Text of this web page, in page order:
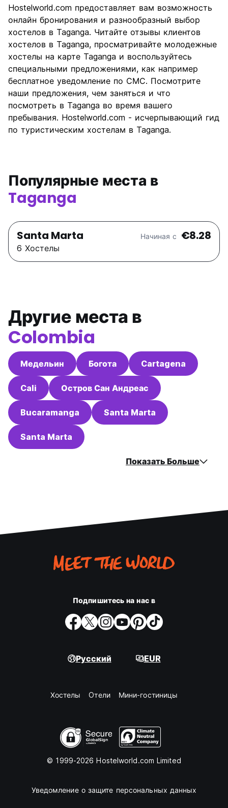
достопримечательностей
6.1
Культура
5.5
Ночная жизнь
7.3
Соотношение цены и
качества
Hostelworld.com предоставляет вам возможность
онлайн бронирования и разнообразный выбор
хостелов в Taganga. Читайте отзывы клиентов
хостелов в Taganga, просматривайте молодежные
хостелы на карте Taganga и воспользуйтесь
специальными предложениями, как например
бесплатное уведомление по СМС. Посмотрите
наши предложения, чем заняться и что
посмотреть в Taganga во время вашего
пребывания. Hostelworld.com - исчерпывающий гид
по туристическим хостелам в Taganga.
Популярные места в
Taganga
Santa Marta Начиная с €8.28
6 Хостелы
Другие места в
Colombia
Медельин Богота Cartagena
Cali Остров Сан Андреас
Bucaramanga Santa Marta
Santa Marta
Показать Больше
Подпишитесь на нас в
Русский EUR
Хостелы Oтели Мини-гостиницы
© 1999-2026 Hostelworld.com Limited
Уведомление о защите персональных данных